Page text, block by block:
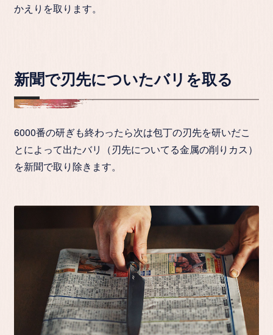
かえりを取ります。
新聞で刃先についたバリを取る
6000番の研ぎも終わったら次は包丁の刃先を研いだこ
とによって出たバリ（刃先についてる金属の削りカス）
を新聞で取り除きます。